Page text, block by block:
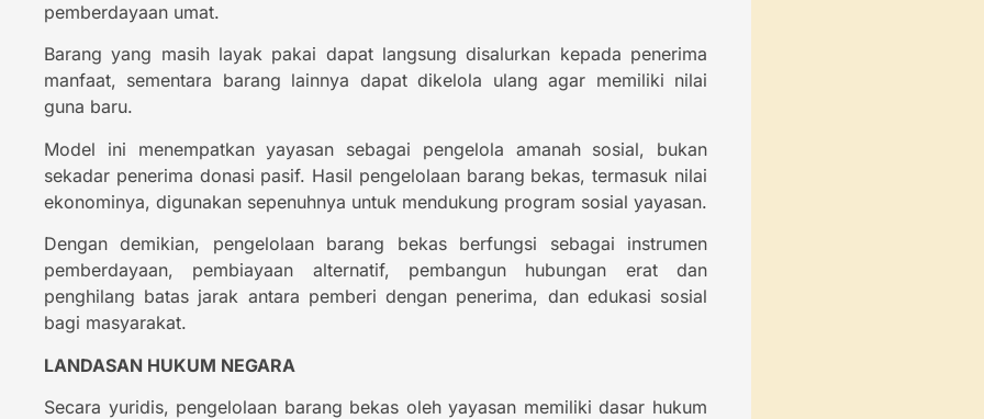
pemberdayaan umat.
Barang yang masih layak pakai dapat langsung disalurkan kepada penerima
manfaat, sementara barang lainnya dapat dikelola ulang agar memiliki nilai
guna baru.
Model ini menempatkan yayasan sebagai pengelola amanah sosial, bukan
sekadar penerima donasi pasif. Hasil pengelolaan barang bekas, termasuk nilai
ekonominya, digunakan sepenuhnya untuk mendukung program sosial yayasan.
Dengan demikian, pengelolaan barang bekas berfungsi sebagai instrumen
pemberdayaan, pembiayaan alternatif, pembangun hubungan erat dan
penghilang batas jarak antara pemberi dengan penerima, dan edukasi sosial
bagi masyarakat.
LANDASAN HUKUM NEGARA
Secara yuridis, pengelolaan barang bekas oleh yayasan memiliki dasar hukum